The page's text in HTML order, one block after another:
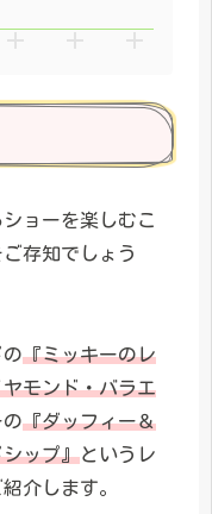
ョーを楽しむこ
存知でしょう
『ミッキーのレ
モンド・バラエ
『ダッフィー＆
ップ』というレ
介します。